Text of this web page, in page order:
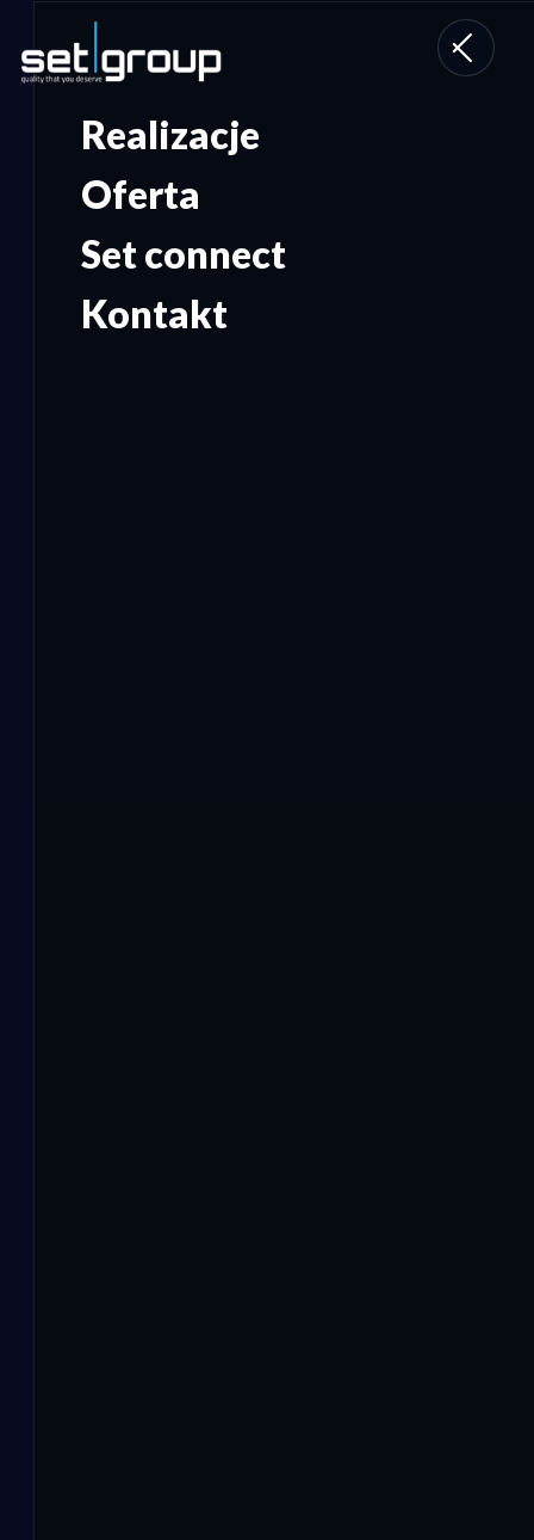
Realizacje
Oferta
Set connect
Kontakt
Toggle